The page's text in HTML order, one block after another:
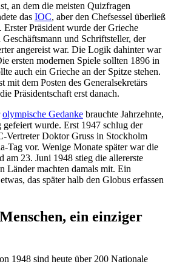
an dem die meisten Quizfragen
das IOC, aber den Chefsessel überließ
Erster Präsident wurde der Grieche
und Schriftsteller, der
angereist war. Die Logik dahinter war
ersten modernen Spiele sollten 1896 in
auch ein Grieche an der Spitze stehen.
mit dem Posten des Generalsekretärs
Präsidentschaft erst danach.
olympische Gedanke brauchte Jahrzehnte,
gefeiert wurde. Erst 1947 schlug der
Vertreter Doktor Gruss in Stockholm
Tag vor. Wenige Monate später war die
am 23. Juni 1948 stieg die allererste
Länder machten damals mit. Ein
das später halb den Globus erfassen
ein einziger
1948 sind heute über 200 Nationale